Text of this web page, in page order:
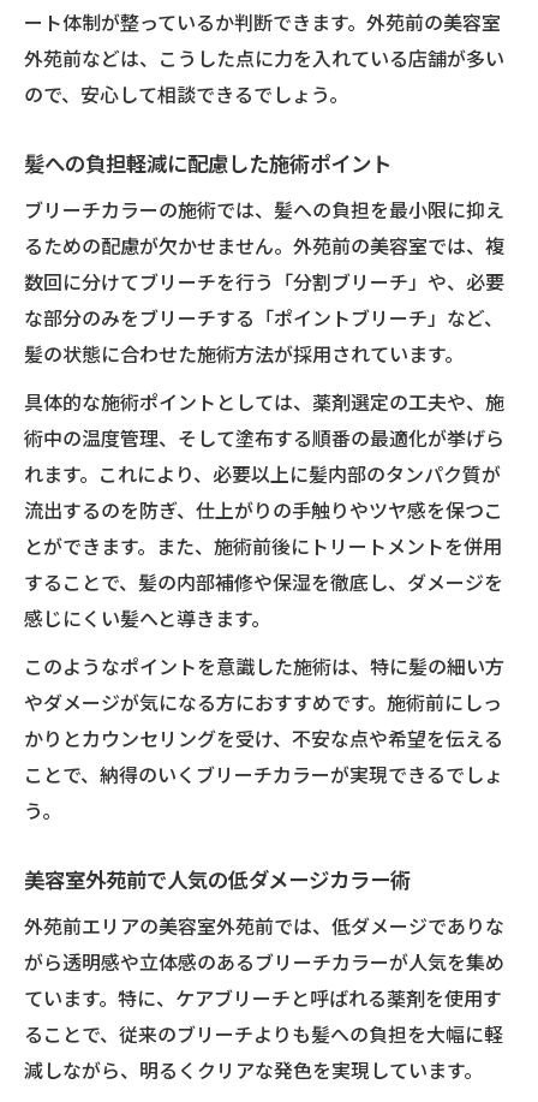
ート体制が整っているか判断できます。外苑前の美容室
外苑前などは、こうした点に力を入れている店舗が多い
ので、安心して相談できるでしょう。
髪への負担軽減に配慮した施術ポイント
ブリーチカラーの施術では、髪への負担を最小限に抑え
るための配慮が欠かせません。外苑前の美容室では、複
数回に分けてブリーチを行う「分割ブリーチ」や、必要
な部分のみをブリーチする「ポイントブリーチ」など、
髪の状態に合わせた施術方法が採用されています。
具体的な施術ポイントとしては、薬剤選定の工夫や、施
術中の温度管理、そして塗布する順番の最適化が挙げら
れます。これにより、必要以上に髪内部のタンパク質が
流出するのを防ぎ、仕上がりの手触りやツヤ感を保つこ
とができます。また、施術前後にトリートメントを併用
することで、髪の内部補修や保湿を徹底し、ダメージを
感じにくい髪へと導きます。
このようなポイントを意識した施術は、特に髪の細い方
やダメージが気になる方におすすめです。施術前にしっ
かりとカウンセリングを受け、不安な点や希望を伝える
ことで、納得のいくブリーチカラーが実現できるでしょ
う。
美容室外苑前で人気の低ダメージカラー術
外苑前エリアの美容室外苑前では、低ダメージでありな
がら透明感や立体感のあるブリーチカラーが人気を集め
ています。特に、ケアブリーチと呼ばれる薬剤を使用す
ることで、従来のブリーチよりも髪への負担を大幅に軽
減しながら、明るくクリアな発色を実現しています。